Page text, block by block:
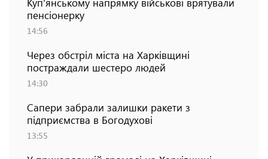
пенсіонерку
14:56
Через обстріл міста на Харківщині
постраждали шестеро людей
14:30
Сапери забрали залишки ракети з
підприємства в Богодухові
13:55